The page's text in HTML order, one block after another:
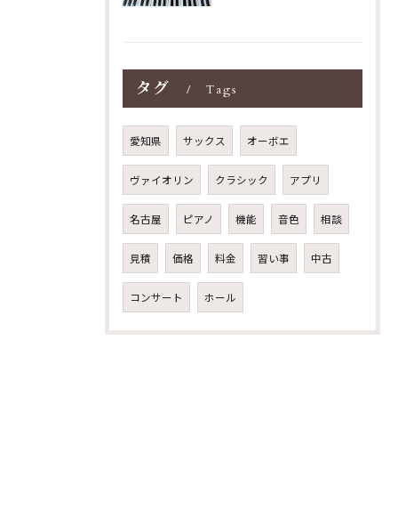
タグ Tags
愛知県 サックス オーボエ
ヴァイオリン クラシック アプリ
名古屋 ピアノ 機能 音色 相談
見積 価格 料金 習い事 中古
コンサート ホール